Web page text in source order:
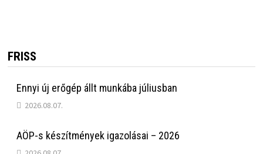
FRISS
Ennyi új erőgép állt munkába júliusban
2026.08.07.
AÖP-s készítmények igazolásai – 2026